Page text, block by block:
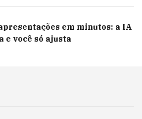
em minutos: a IA
e você só ajusta